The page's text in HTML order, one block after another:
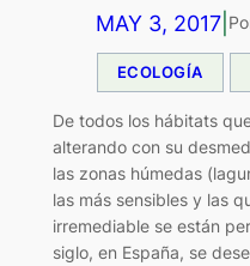
MAY 3, 2017|
ECOLOGÍA
De todos los hábitats
alterando con su
las zonas húmedas
las más sensibles y las
irremediable se están
siglo, en España, se